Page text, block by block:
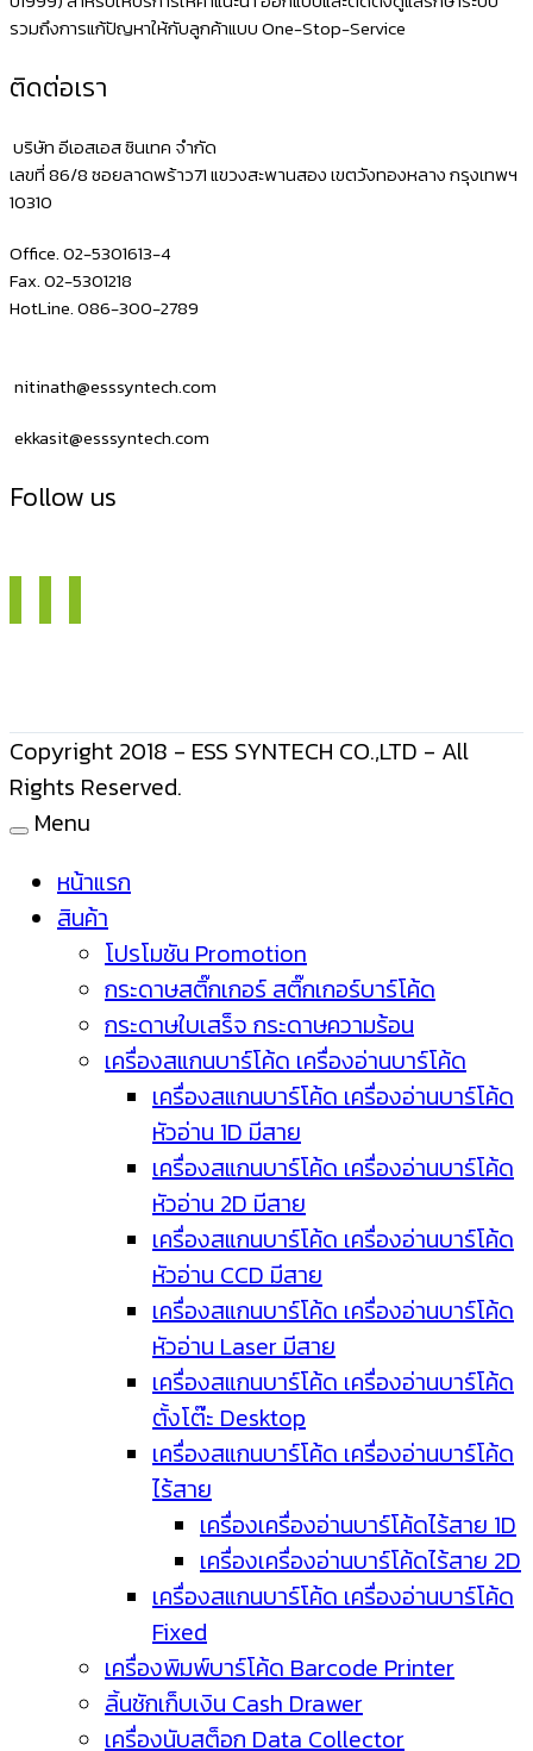
รวมถึงการแก้ปัญหาให้กับลูกค้าแบบ One-Stop-Service
ติดต่อเรา
บริษัท อีเอสเอส ซินเทค จำกัด
เลขที่ 86/8 ซอยลาดพร้าว71 แขวงสะพานสอง เขตวังทองหลาง กรุงเทพฯ
10310
Office. 02-5301613-4
Fax. 02-5301218
HotLine. 086-300-2789
nitinath@esssyntech.com
ekkasit@esssyntech.com
Follow us
Copyright 2018 - ESS SYNTECH CO.,LTD - All
Rights Reserved.
Menu
หน้าแรก
สินค้า
โปรโมชัน Promotion
กระดาษสติ๊กเกอร์ สติ๊กเกอร์บาร์โค้ด
กระดาษใบเสร็จ กระดาษความร้อน
เครื่องสแกนบาร์โค้ด เครื่องอ่านบาร์โค้ด
เครื่องสแกนบาร์โค้ด เครื่องอ่านบาร์โค้ด
หัวอ่าน 1D มีสาย
เครื่องสแกนบาร์โค้ด เครื่องอ่านบาร์โค้ด
หัวอ่าน 2D มีสาย
เครื่องสแกนบาร์โค้ด เครื่องอ่านบาร์โค้ด
หัวอ่าน CCD มีสาย
เครื่องสแกนบาร์โค้ด เครื่องอ่านบาร์โค้ด
หัวอ่าน Laser มีสาย
เครื่องสแกนบาร์โค้ด เครื่องอ่านบาร์โค้ด
ตั้งโต๊ะ Desktop
เครื่องสแกนบาร์โค้ด เครื่องอ่านบาร์โค้ด
ไร้สาย
เครื่องเครื่องอ่านบาร์โค้ดไร้สาย 1D
เครื่องเครื่องอ่านบาร์โค้ดไร้สาย 2D
เครื่องสแกนบาร์โค้ด เครื่องอ่านบาร์โค้ด
Fixed
เครื่องพิมพ์บาร์โค้ด Barcode Printer
ลิ้นชักเก็บเงิน Cash Drawer
เครื่องนับสต็อก Data Collector